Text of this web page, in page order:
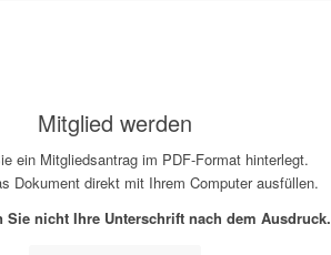
Mitglied werden
ein Mitgliedsantrag im PDF-Format hinterlegt.
Dokument direkt mit Ihrem Computer ausfüllen.
Sie nicht Ihre Unterschrift nach dem Ausdruck.